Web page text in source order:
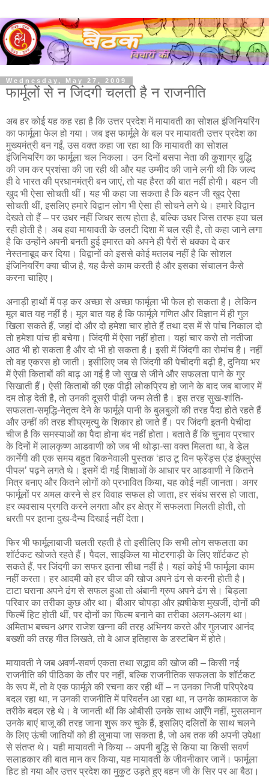
Wednesday, May 27, 2009
फार्मूलों से न जिंदगी चलती है न राजनीति
अब हर कोई यह कह रहा है कि उत्तर प्रदेश में मायावती का सोशल इंजिनियरिंग
का फार्मूला फेल हो गया। जब इस फार्मूले के बल पर मायावती उत्तर प्रदेश का
मुख्यमंत्री बन गईं, उस वक्त कहा जा रहा था कि मायावती का सोशल
इंजिनियरिंग का फार्मूला चल निकला। उन दिनों बसपा नेता की कुशाग्र बुद्धि
की जम कर प्रशंसा की जा रही थी और यह उम्मीद की जाने लगी थी कि जल्द
ही वे भारत की प्रधानमंत्री बन जाएं, तो यह हैरत की बात नहीं होगी। बहन जी
खुद भी ऐसा सोचती थीं। यह भी कहा जा सकता है कि बहन जी खुद ऐसा
सोचती थीं, इसलिए हमारे विद्वान लोग भी ऐसा ही सोचने लगे थे। हमारे विद्वान
देखते तो हैं – पर उधर नहीं जिधर सत्य होता है, बल्कि उधर जिस तरफ हवा चल
रही होती है। अब हवा मायावती के उलटी दिशा में चल रही है, तो कहा जाने लगा
है कि उन्होंने अपनी बनती हुई इमारत को अपने ही पैरों से धक्का दे कर
नेस्तनाबूद कर दिया। विद्वानों को इससे कोई मतलब नहीं है कि सोशल
इंजिनियरिंग क्या चीज है, यह कैसे काम करती है और इसका संचालन कैसे
करना चाहिए।
अनाड़ी हाथों में पड़ कर अच्छा से अच्छा फार्मूला भी फेल हो सकता है। लेकिन
मूल बात यह नहीं है। मूल बात यह है कि फार्मूले गणित और विज्ञान में ही गुल
खिला सकते हैं, जहां दो और दो हमेशा चार होते हैं तथा दस में से पांच निकाल दो
तो हमेशा पांच ही बचेगा। जिंदगी में ऐसा नहीं होता। यहां चार करो तो नतीजा
आठ भी हो सकता है और दो भी हो सकता है। इसी में जिंदगी का रोमांच है। नहीं
तो वह एकरस हो जाती। इसीलिए जब से जिंदगी की पेचीदगी बढ़ी है, दुनिया भर
में ऐसी किताबों की बाढ़ आ गई है जो सुख से जीने और सफलता पाने के गुर
सिखाती हैं। ऐसी किताबों की एक पीढ़ी लोकप्रिय हो जाने के बाद जब बाजार में
दम तोड़ देती है, तो उनकी दूसरी पीढ़ी जन्म लेती है। इस तरह सुख-शांति-
सफलता-समृद्धि-नेतृत्व देने के फार्मूले पानी के बुलबुलों की तरह पैदा होते रहते हैं
और उन्हीं की तरह शीघ्रमृत्यु के शिकार हो जाते हैं। पर जिंदगी इतनी पेचीदा
चीज है कि समस्याओं का पैदा होना बंद नहीं होता। बताते हैं कि चुनाव प्रचार
के दिनों में लालकृष्ण आडवाणी को जब भी थोड़ा-सा वक्त मिलता था, वे डेल
कार्नेगी की एक समय बहुत बिकनेवाली पुस्तक ‘हाउ टू विन फ्रेंड्स एंड इंफ्लुएंस
पीपल’ पढ़ने लगते थे। इसमें दी गई शिक्षाओं के आधार पर आडवाणी ने कितने
मित्र बनाए और कितने लोगों को प्रभावित किया, यह कोई नहीं जानता। अगर
फार्मूलों पर अमल करने से हर विवाह सफल हो जाता, हर संबंध सरस हो जाता,
हर व्यवसाय प्रगति करने लगता और हर क्षेत्र में सफलता मिलती होती, तो
धरती पर इतना दुख-दैन्य दिखाई नहीं देता।
फिर भी फार्मूलाबाजी चलती रहती है तो इसीलिए कि सभी लोग सफलता का
शॉर्टकट खोजते रहते हैं। पैदल, साइकिल या मोटरगाड़ी के लिए शॉर्टकट हो
सकते हैं, पर जिंदगी का सफर इतना सीधा नहीं है। यहां कोई भी फार्मूला काम
नहीं करता। हर आदमी को हर चीज की खोज अपने ढंग से करनी होती है।
टाटा घराना अपने ढंग से सफल हुआ तो अंबानी ग्रुप अपने ढंग से। बिड़ला
परिवार का तरीका कुछ और था। बीआर चोपड़ा और ह्मषीकेश मुखर्जी, दोनों की
फिल्में हिट होती थीं, पर दोनों का फिल्म बनाने का तरीका अलग-अलग था।
अमिताभ बच्चन अगर राजेश खन्ना की तरह अभिनय करते और गुलजार आनंद
बख्शी की तरह गीत लिखते, तो वे आज इतिहास के डस्टबिन में होते।
मायावती ने जब अवर्ण-सवर्ण एकता तथा सद्भाव की खोज की – किसी नई
राजनीति की पीठिका के तौर पर नहीं, बल्कि राजनीतिक सफलता के शॉर्टकट
के रूप में, तो वे एक फार्मूले की रचना कर रही थीं – न उनका निजी परिप्रेक्ष्य
बदल रहा था, न उनकी राजनीति में परिवर्तन आ रहा था, न उनके कामकाज के
तरीके बदल रहे थे। वे जानती थीं कि ओबीसी उनके साथ आएँगे नहीं, मुसलमान
उनके बाएं बाजू की तरह जाना शुरू कर चुके हैं, इसलिए दलितों के साथ चलने
के लिए ऊंची जातियों को ही लुभाया जा सकता है, जो अब तक की अपनी उपेक्षा
से संतप्त थे। यही मायावती ने किया -- अपनी बुद्धि से किया या किसी सवर्ण
सलाहकार की बात मान कर किया, यह मायावती के जीवनीकार जानें। फार्मूला
हिट हो गया और उत्तर प्रदेश का मुकुट उड़ते हुए बहन जी के सिर पर आ बैठा।